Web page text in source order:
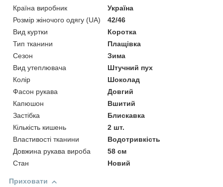
Країна виробник
Україна
Розмір жіночого одягу (UA)
42/46
Вид куртки
Коротка
Тип тканини
Плащівка
Сезон
Зима
Вид утеплювача
Штучний пух
Колір
Шоколад
Фасон рукава
Довгий
Капюшон
Вшитий
Застібка
Блискавка
Кількість кишень
2 шт.
Властивості тканини
Водотривкість
Довжина рукава вироба
58 см
Стан
Новий
Приховати